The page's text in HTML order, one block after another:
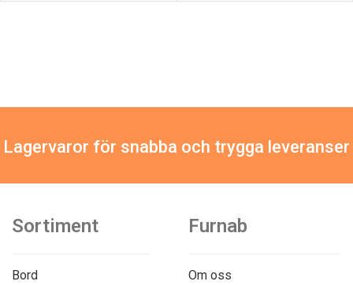
Lagervaror för snabba och trygga leveranser
Sortiment
Bord
Furnab
Om oss